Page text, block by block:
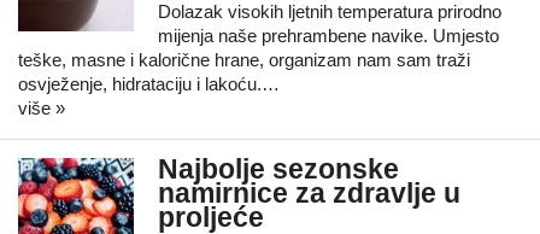
Dolazak visokih ljetnih temperatura prirodno
mijenja naše prehrambene navike. Umjesto
teške, masne i kalorične hrane, organizam nam sam traži
osvježenje, hidrataciju i lakoću.…
više »
Najbolje sezonske
namirnice za zdravlje u
proljeće